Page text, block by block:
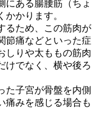
にある腸腰筋（ちょ
かります。
るため、この筋肉が
節痛などといった症
しりや太ももの筋肉
けでなく、横や後ろ
た子宮が骨盤を内側
痛みを感じる場合も